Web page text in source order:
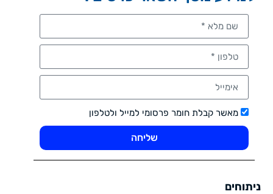
מאשר קבלת חומר פרסומי למייל ולטלפון
שליחה
ניתוחים